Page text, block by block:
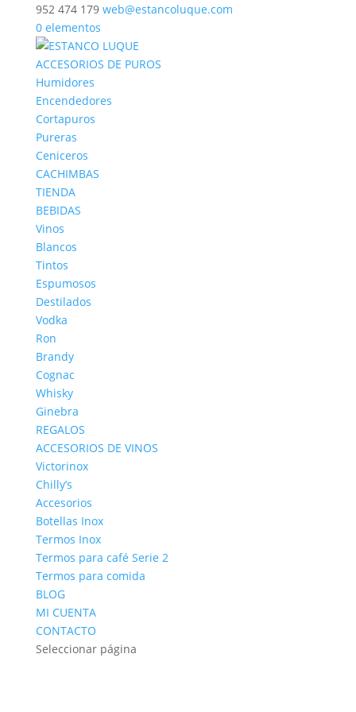
952 474 179 web@estancoluque.com
0 elementos
ACCESORIOS DE PUROS
Humidores
Encendedores
Cortapuros
Pureras
Ceniceros
CACHIMBAS
TIENDA
BEBIDAS
Vinos
Blancos
Tintos
Espumosos
Destilados
Vodka
Ron
Brandy
Cognac
Whisky
Ginebra
REGALOS
ACCESORIOS DE VINOS
Victorinox
Chilly’s
Accesorios
Botellas Inox
Termos Inox
Termos para café Serie 2
Termos para comida
BLOG
MI CUENTA
CONTACTO
Seleccionar página